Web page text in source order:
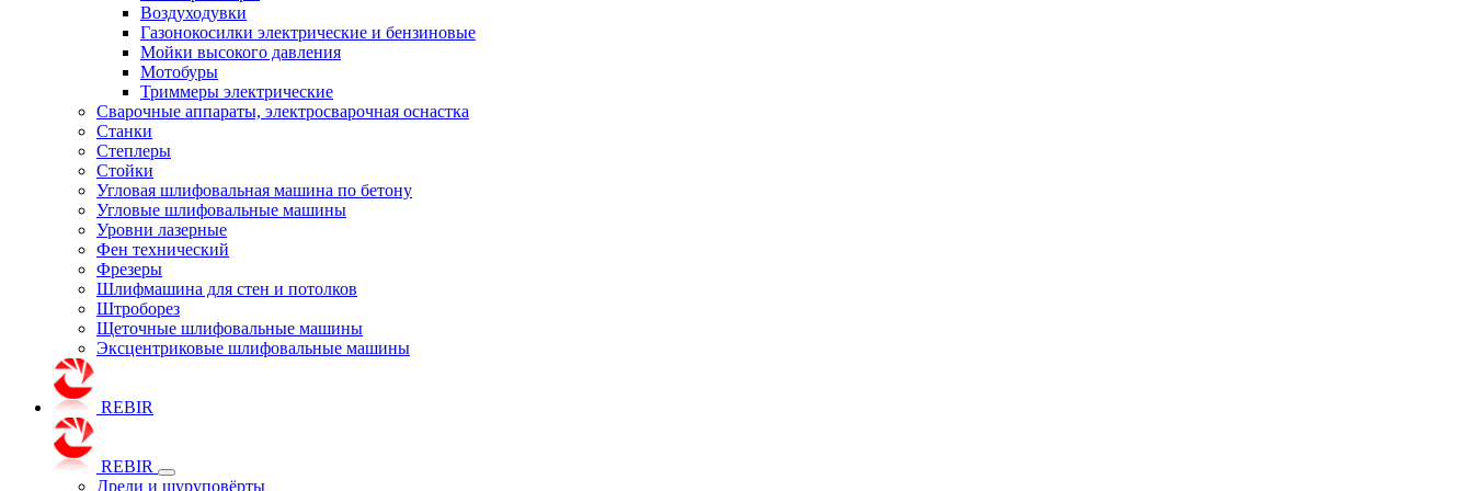
Воздуходувки
Газонокосилки электрические и бензиновые
Мойки высокого давления
Мотобуры
Триммеры электрические
Сварочные аппараты, электросварочная оснастка
Станки
Степлеры
Стойки
Угловая шлифовальная машина по бетону
Угловые шлифовальные машины
Уровни лазерные
Фен технический
Фрезеры
Шлифмашина для стен и потолков
Штроборез
Щеточные шлифовальные машины
Эксцентриковые шлифовальные машины
REBIR
REBIR
Дрели и шуруповёрты